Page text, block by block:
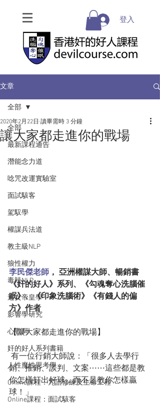
登入
文章
全部
最新課程通告
潛能念力道
唸咒改運實驗室
面試駭客
駕馭學
權謀兵法道
教主級NLP
狼性權力
毒辣NLP
追女帝皇學
影響學研究
心戰局
奸的好人系列書籍
人性魔性思考學
Online課程：咒語修練及生命工程
Online課程：面試駭客
全部
讓大家都走進你的戰場
2020年2月22日 讀畢需時 3 分鐘
李民傑老師 ， 亞洲權謀大師、暢銷書
《奸的好人》系列、《勾魂奪心洗腦催
眠》、《印象洗腦術》《有錢人的偏
方》作者
【讓大家都走進你的戰場】
銷、推銷、談判、文案⋯⋯這些都是教
你怎樣打出好球，而不是教你怎樣贏
球！」